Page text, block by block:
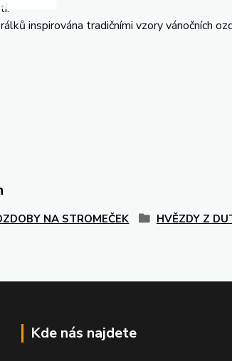
inspirována tradičními vzory vánočních
NA STROMEČEK HVĚZDY Z
Kde nás najdete